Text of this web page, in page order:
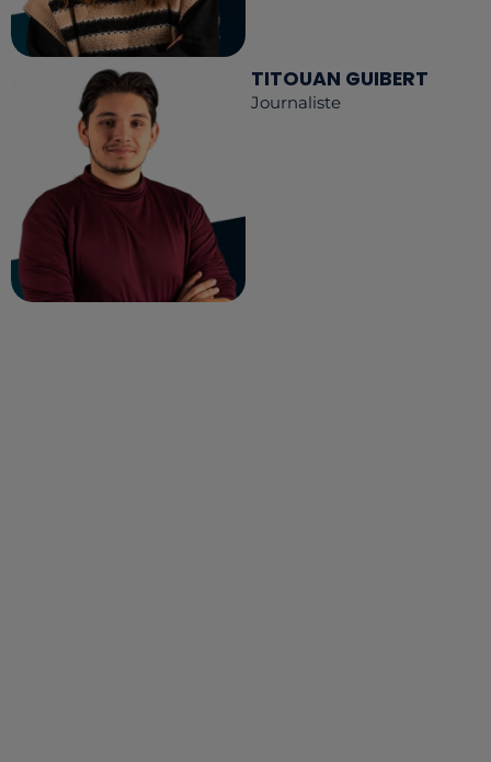
TITOUAN GUIBERT
Journaliste